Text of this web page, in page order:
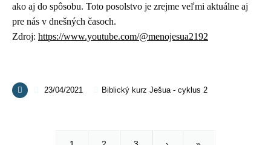
ako aj do spôsobu. Toto posolstvo je zrejme veľmi aktuálne aj
pre nás v dnešných časoch.
Zdroj: https://www.youtube.com/@menojesua2192
23/04/2021 Biblický kurz Ješua - cyklus 2